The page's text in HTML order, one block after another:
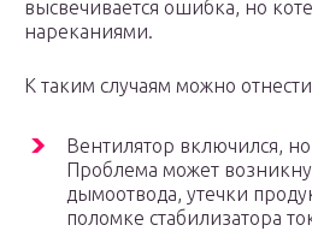
высвечивается ошибка, но
нареканиями.
К таким случаям можно
Вентилятор включился,
Проблема может
дымоотвода, утечки
поломке стабилизатора